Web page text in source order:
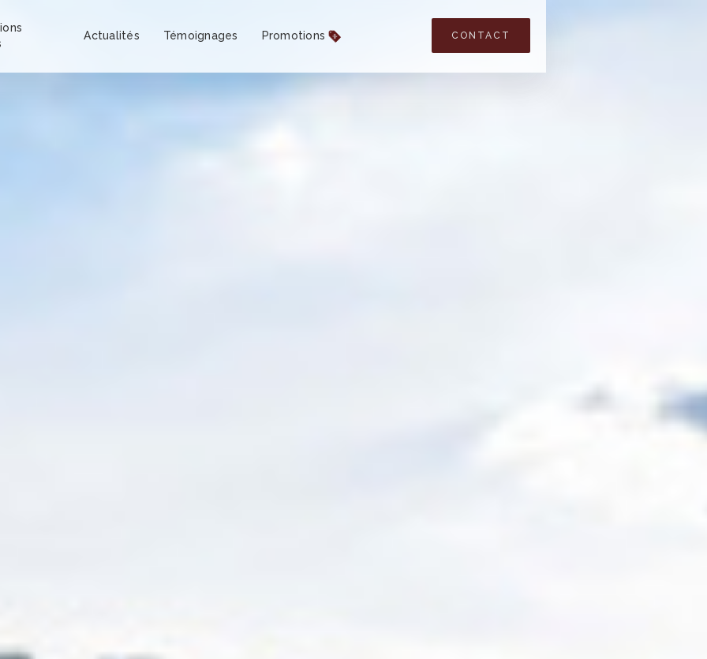
Actualités Témoignages Promotions CONTACT